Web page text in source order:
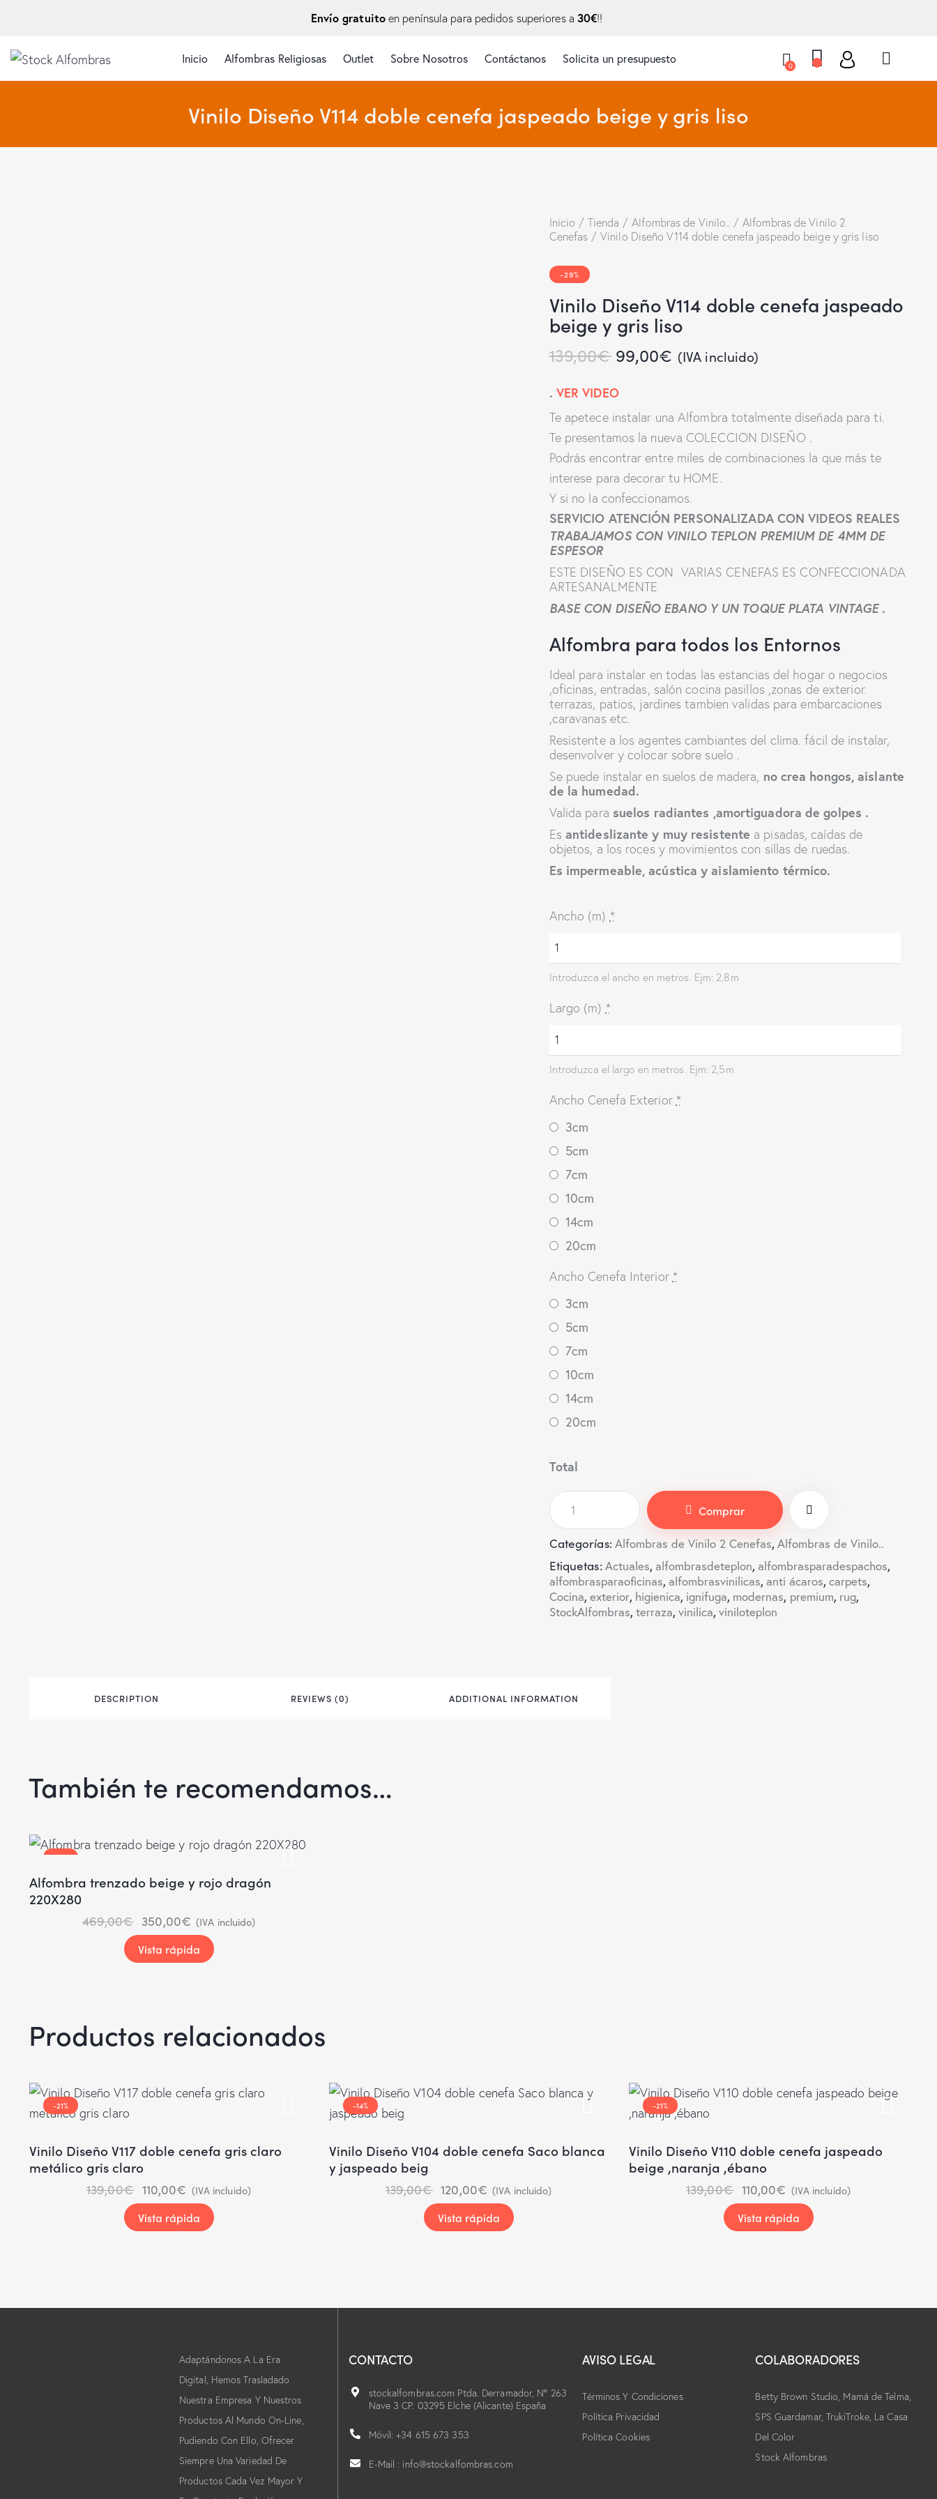
Envío gratuitoen península para pedidos superiores a 30€!!
Inicio Alfombras Religiosas Outlet Sobre Nosotros Contáctanos Solicita un presupuesto
0
Vinilo Diseño V114 doble cenefa jaspeado beige y gris liso
Inicio Tienda Alfombras de Vinilo..
Alfombras de Vinilo 2
Cenefas
Vinilo Diseño V114 doble cenefa jaspeado beige y gris liso
-29%
Vinilo Diseño V114 doble cenefa jaspeado
beige y gris liso
139,00€ 99,00€ (IVA incluido)
. VER VIDEO
Te apetece instalar una Alfombra totalmente diseñada para ti.
Te presentamos la nueva COLECCION DISEÑO .
Podrás encontrar entre miles de combinaciones la que más te
interese para decorar tu HOME.
Y si no la confeccionamos.
SERVICIO ATENCIÓN PERSONALIZADA CON VIDEOS REALES
TRABAJAMOS CON VINILO TEPLON PREMIUM DE 4MM DE
ESPESOR
ESTE DISEÑO ES CON VARIAS CENEFAS ES CONFECCIONADA
ARTESANALMENTE
BASE CON DISEÑO EBANO Y UN TOQUE PLATA VINTAGE .
Alfombra para todos los Entornos
Ideal para instalar en todas las estancias del hogar o negocios
,oficinas, entradas, salón cocina pasillos ,zonas de exterior.
terrazas, patios, jardines tambien validas para embarcaciones
,caravanas etc.
Resistente a los agentes cambiantes del clima. fácil de instalar,
desenvolver y colocar sobre suelo .
Se puede instalar en suelos de madera, no crea hongos, aislante
de la humedad.
Valida para suelos radiantes ,amortiguadora de golpes .
Esantideslizante y muy resistente a pisadas, caídas de
objetos, a los roces y movimientos con sillas de ruedas.
Es impermeable, acústica y aislamiento térmico.
Ancho (m) *
Introduzca el ancho en metros. Ejm: 2,8m
Largo (m) *
Introduzca el largo en metros. Ejm: 2,5m
Ancho Cenefa Exterior *
3cm
5cm
7cm
10cm
14cm
20cm
Ancho Cenefa Interior *
3cm
5cm
7cm
10cm
14cm
20cm
Total
Comprar
Categorías:Alfombras de Vinilo 2 Cenefas,Alfombras de Vinilo..
Etiquetas:Actuales, alfombrasdeteplon,alfombrasparadespachos,
alfombrasparaoficinas, alfombrasvinilicas,anti ácaros,carpets,
Cocina, exterior, higienica, ignifuga, modernas, premium, rug,
StockAlfombras, terraza,vinilica,viniloteplon
DESCRIPTION REVIEWS (0) ADDITIONAL INFORMATION
También te recomendamos…
-25%
Alfombra trenzado beige y rojo dragón
220X280
469,00€ 350,00€ (IVA incluido)
Vista rápida
Productos relacionados
-21%
Vinilo Diseño V117 doble cenefa gris claro
metálico gris claro
139,00€ 110,00€ (IVA incluido)
Vista rápida
-14%
Vinilo Diseño V104 doble cenefa Saco blanca
y jaspeado beig
139,00€ 120,00€ (IVA incluido)
Vista rápida
-21%
Vinilo Diseño V110 doble cenefa jaspeado
beige ,naranja ,ébano
139,00€ 110,00€ (IVA incluido)
Vista rápida
Adaptándonos A La Era
Digital, Hemos Trasladado
Nuestra Empresa Y Nuestros
Productos Al Mundo On-Line,
Pudiendo Con Ello, Ofrecer
Siempre Una Variedad De
Productos Cada Vez Mayor Y
CONTACTO
stockalfombras.com Ptda. Derramador, Nº 263
Nave 3 CP. 03295 Elche (Alicante) España
Móvil: +34 615 673 353
E-Mail : info@stockalfombras.com
AVISO LEGAL
Términos Y Condiciones
Política Privacidad
Política Cookies
COLABORADORES
Betty Brown Studio, Mamá de Telma,
SPS Guardamar, TrukiTroke, La Casa
Del Color
Stock Alfombras